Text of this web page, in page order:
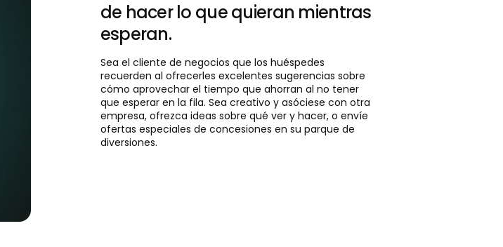
de hacer lo que quieran mientras
esperan.
Sea el cliente de negocios que los huéspedes
recuerden al ofrecerles excelentes sugerencias sobre
cómo aprovechar el tiempo que ahorran al no tener
que esperar en la fila. Sea creativo y asóciese con otra
empresa, ofrezca ideas sobre qué ver y hacer, o envíe
ofertas especiales de concesiones en su parque de
diversiones.